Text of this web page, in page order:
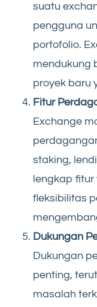
suatu
pengguna
portofolio.
mendukung
proyek baru
Fitur
Exchange
staking,
lengkap fitur
fleksibilitas
Dukungan
Dukungan
penting,
masalah